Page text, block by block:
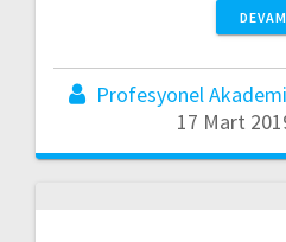
Profesyonel
17 Mart